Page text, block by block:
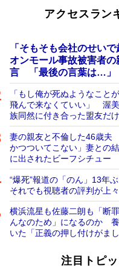
アクセスラン
「そもそも会社のせい
オンモール事故被害者
言 「最後の言葉は…」
「もし俺が死ぬようなこと
飛んで来なくていい」 渥
族同然に付き合った盟友だ
妻の親友と不倫した46歳夫
かつついてこない」妻との
に出されたビーフシチュー
“爆死”報道の「のん」13年
それでも視聴者の評判が上
横浜流星も佐藤二朗も「断
んなのため」になるのか
いた「正義の押し付けがまし
注目トピ